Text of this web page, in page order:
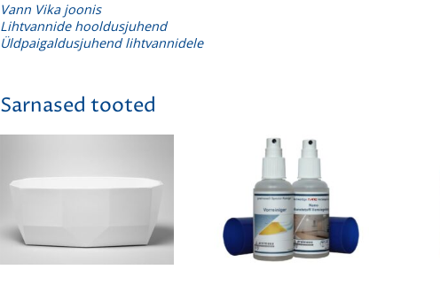
Vann Vika joonis
Lihtvannide hooldusjuhend
Üldpaigaldusjuhend lihtvannidele
Sarnased tooted